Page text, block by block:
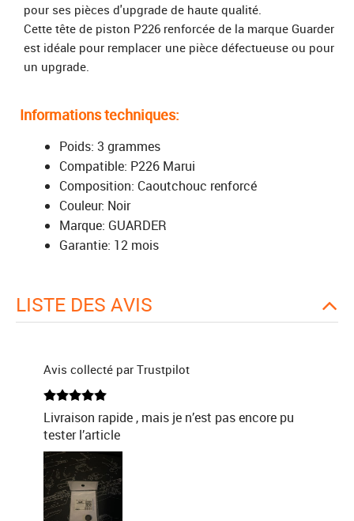
pour ses pièces d'upgrade de haute qualité.
Cette tête de piston P226 renforcée de la marque Guarder
est idéale pour remplacer une pièce défectueuse ou pour
un upgrade.
Informations techniques:
Poids: 3 grammes
Compatible: P226 Marui
Composition: Caoutchouc renforcé
Couleur: Noir
Marque: GUARDER
Garantie: 12 mois
LISTE DES AVIS
Avis collecté par Trustpilot
Livraison rapide , mais je n’est pas encore pu
tester l’article